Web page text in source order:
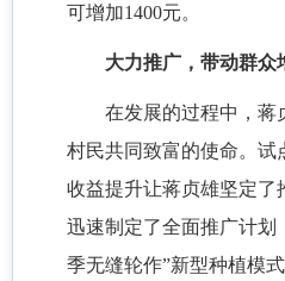
可增加1400元。
大力推广，带动群众
在发展的过程中，蒋
村民共同致富的使命。试
收益提升让蒋贞雄坚定了
迅速制定了全面推广计划
季无缝轮作”新型种植模